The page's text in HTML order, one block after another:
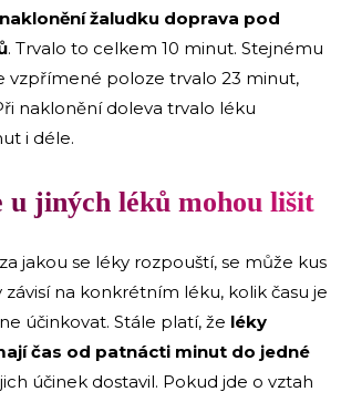
žaludku doprava pod
. Trvalo to celkem 10 minut. Stejnému
vzpřímené poloze trvalo 23 minut,
naklonění doleva trvalo léku
i déle.
u jiných léků mohou lišit
jakou se léky rozpouští, se může kus
závisí na konkrétním léku, kolik času je
účinkovat. Stále platí, že léky
čas od patnácti minut do jedné
účinek dostavil. Pokud jde o vztah